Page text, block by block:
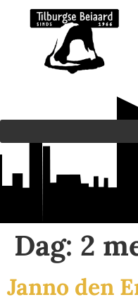
Dag: 2
Janno den